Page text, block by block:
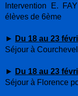
Intervention E.
élèves de 6ème
► Du 18 au 23
Séjour à
► Du 18 au 23
Séjour à Florence